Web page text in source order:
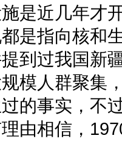
是近几年才
是指向核和
到过我国新
模人群聚集
的事实，不
由相信，